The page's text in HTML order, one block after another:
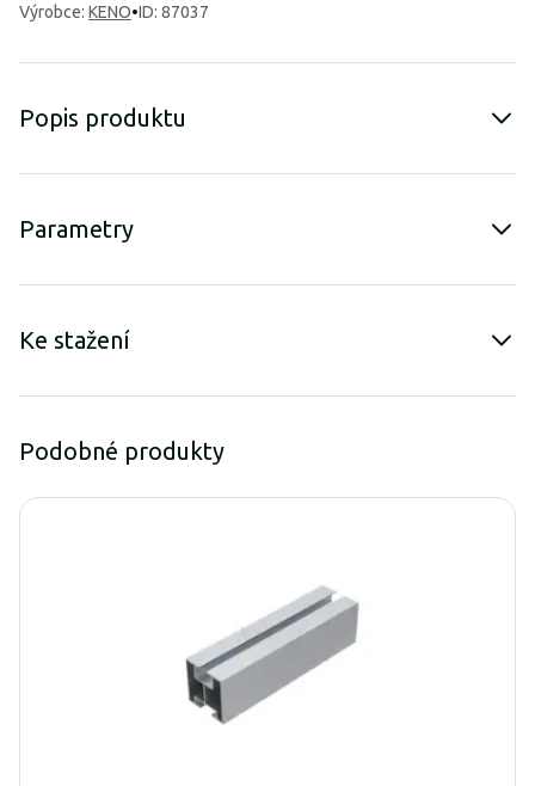
Výrobce: KENO•ID: 87037
Popis produktu
Parametry
Ke stažení
Podobné produkty